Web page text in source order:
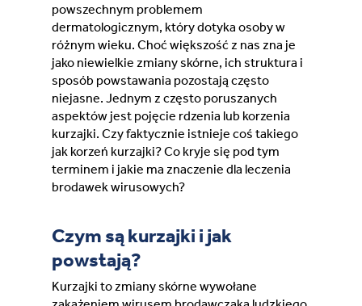
powszechnym problemem
dermatologicznym, który dotyka osoby w
różnym wieku. Choć większość z nas zna je
jako niewielkie zmiany skórne, ich struktura i
sposób powstawania pozostają często
niejasne. Jednym z często poruszanych
aspektów jest pojęcie rdzenia lub korzenia
kurzajki. Czy faktycznie istnieje coś takiego
jak korzeń kurzajki? Co kryje się pod tym
terminem i jakie ma znaczenie dla leczenia
brodawek wirusowych?
Czym są kurzajki i jak
powstają?
Kurzajki to zmiany skórne wywołane
Kuwait (Arabic)
Latvia (Latvian)
Lithuania (Lithuanian)
Moldova (Moldovan)
Morocco (French)